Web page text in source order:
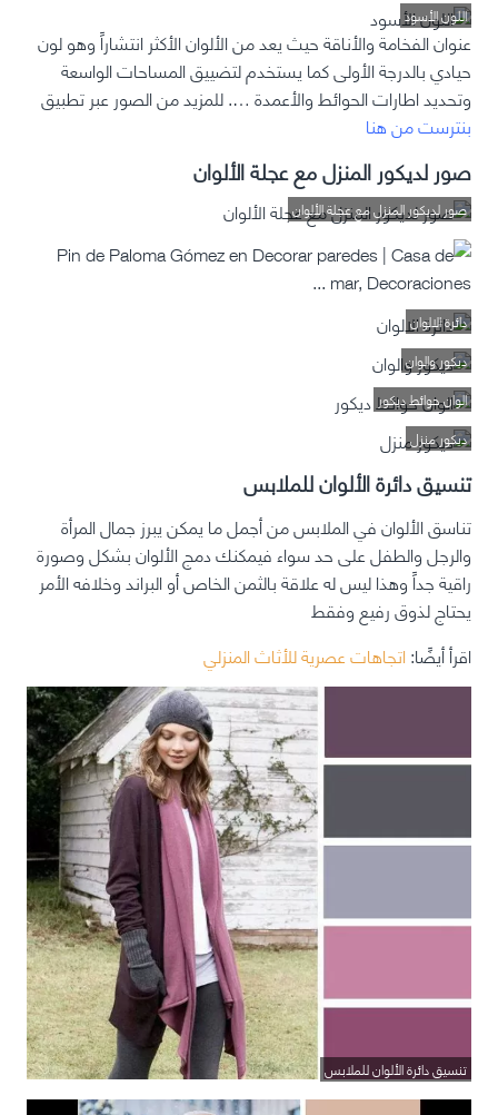
اللون الأسود
عنوان الفخامة والأناقة حيث يعد من الألوان الأكثر انتشاراً وهو لون
حيادي بالدرجة الأولى كما يستخدم لتضييق المساحات الواسعة
وتحديد اطارات الحوائط والأعمدة ….للمزيد من الصور عبر تطبيق
بنترست من هنا
صور لديكور المنزل مع عجلة الألوان
صور لديكور المنزل مع عجلة الألوان
دائرة الالوان
ديكور والوان
الوان حوائط ديكور
ديكور منزل
تنسيق دائرة الألوان للملابس
تناسق الألوان في الملابس من أجمل ما يمكن يبرز جمال المرأة
والرجل والطفل على حد سواء فيمكنك دمج الألوان بشكل وصورة
راقية جداً وهذا ليس له علاقة بالثمن الخاص أو البراند وخلافه الأمر
يحتاج لذوق رفيع وفقط
اقرأ أيضًا:اتجاهات عصرية للأثاث المنزلي
تنسيق دائرة الألوان للملابس